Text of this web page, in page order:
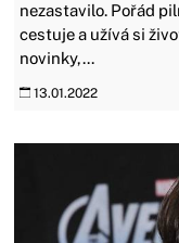
nezastavilo. Pořád
cestuje a užívá si
novinky,...
13.01.2022